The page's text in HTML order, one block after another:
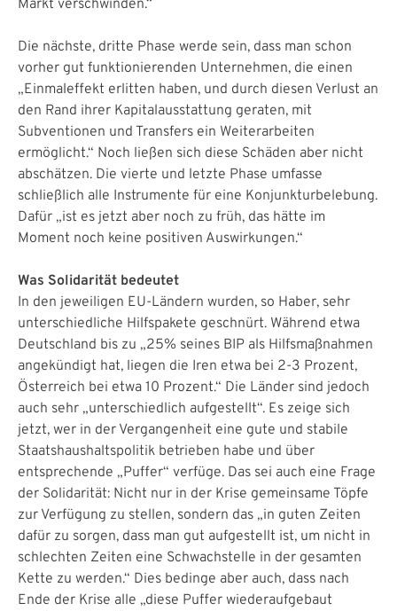
Markt verschwinden.“
Die nächste, dritte Phase werde sein, dass man schon
vorher gut funktionierenden Unternehmen, die einen
„Einmaleffekt erlitten haben, und durch diesen Verlust an
den Rand ihrer Kapitalausstattung geraten, mit
Subventionen und Transfers ein Weiterarbeiten
ermöglicht.“ Noch ließen sich diese Schäden aber nicht
abschätzen. Die vierte und letzte Phase umfasse
schließlich alle Instrumente für eine Konjunkturbelebung.
Dafür „ist es jetzt aber noch zu früh, das hätte im
Moment noch keine positiven Auswirkungen.“
Was Solidarität bedeutet
In den jeweiligen EU-Ländern wurden, so Haber, sehr
unterschiedliche Hilfspakete geschnürt. Während etwa
Deutschland bis zu „25% seines BIP als Hilfsmaßnahmen
angekündigt hat, liegen die Iren etwa bei 2-3 Prozent,
Österreich bei etwa 10 Prozent.“ Die Länder sind jedoch
auch sehr „unterschiedlich aufgestellt“. Es zeige sich
jetzt, wer in der Vergangenheit eine gute und stabile
Staatshaushaltspolitik betrieben habe und über
entsprechende „Puffer“ verfüge. Das sei auch eine Frage
der Solidarität: Nicht nur in der Krise gemeinsame Töpfe
zur Verfügung zu stellen, sondern das „in guten Zeiten
dafür zu sorgen, dass man gut aufgestellt ist, um nicht in
schlechten Zeiten eine Schwachstelle in der gesamten
Kette zu werden.“ Dies bedinge aber auch, dass nach
Ende der Krise alle „diese Puffer wiederaufgebaut